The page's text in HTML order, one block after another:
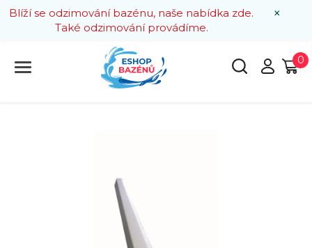
×
Blíží se odzimování bazénu, naše nabídka zde.
Také odzimování provádíme.
0